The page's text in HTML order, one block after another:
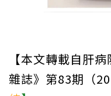
【本文轉載自肝
雜誌》第83期（